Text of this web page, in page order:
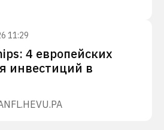
11:29
4 европейских
инвестиций в
VU.PA